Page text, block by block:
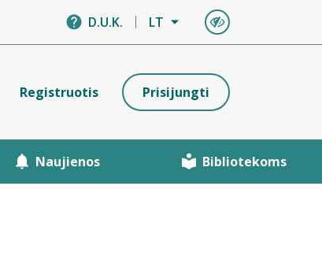
D.U.K. LT
Registruotis Prisijungti
Naujienos Bibliotekoms